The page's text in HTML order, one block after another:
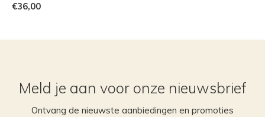
€36,00
Meld je aan voor onze nieuwsbrief
Ontvang de nieuwste aanbiedingen en promoties